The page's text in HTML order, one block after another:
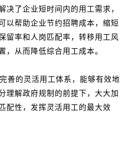
决了企业短时间内的用工需求，
以帮助企业节约招聘成本，缩短
留率和人岗匹配率，转移用工风
，从而降低综合用工成本。
善的灵活用工体系，能够有效地
理解政府规制的前提下，大大加
配性，发挥灵活用工的最大效